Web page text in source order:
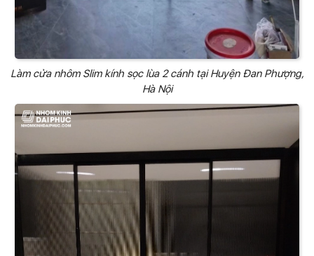
Làm cửa nhôm Slim kính sọc lùa 2 cánh tại Huyện Đan Phượng,
Hà Nội